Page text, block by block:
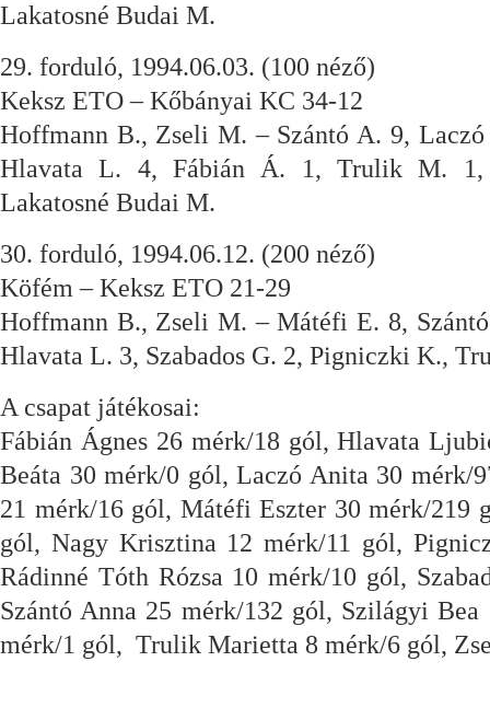
Lakatosné Budai M.
29. forduló, 1994.06.03. (100 néző)
Keksz ETO – Kőbányai KC 34-12
Hoffmann B., Zseli M. – Szántó A. 9,
Hlavata L. 4, Fábián Á. 1, Trulik M. 1,
Lakatosné Budai M.
30. forduló, 1994.06.12. (200 néző)
Köfém – Keksz ETO 21-29
Hoffmann B., Zseli M. – Mátéfi E. 8,
Hlavata L. 3, Szabados G. 2, Pigniczki K.,
A csapat játékosai:
Fábián Ágnes 26 mérk/18 gól, Hlavata
Beáta 30 mérk/0 gól, Laczó Anita 30 mérk/
21 mérk/16 gól, Mátéfi Eszter 30 mérk/
gól, Nagy Krisztina 12 mérk/11 gól,
Rádinné Tóth Rózsa 10 mérk/10 gól,
Szántó Anna 25 mérk/132 gól, Szilágyi
mérk/1 gól, Trulik Marietta 8 mérk/6 gól,